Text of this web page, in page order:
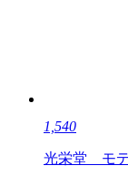
1,540
光栄堂 モ